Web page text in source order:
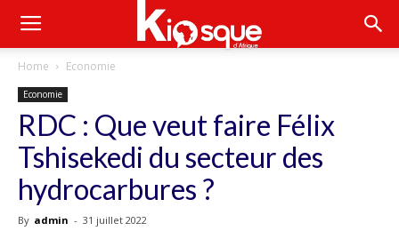
Home Economie
Economie
RDC : Que veut faire Félix
Tshisekedi du secteur des
hydrocarbures ?
By admin - 31 juillet 2022